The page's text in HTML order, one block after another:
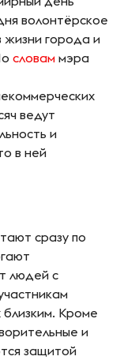
волонтёрское
города и
словам мэра
ведут
и
в ней
сразу по
людей с
Кроме
и
защитой